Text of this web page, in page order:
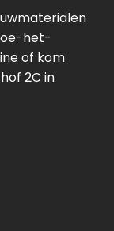
het-
of kom
2C in